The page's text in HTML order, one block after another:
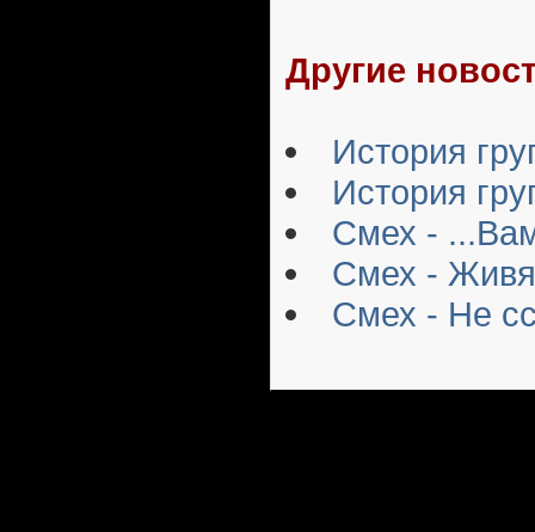
Другие
История
История
Смех -
Смех -
Смех - Не